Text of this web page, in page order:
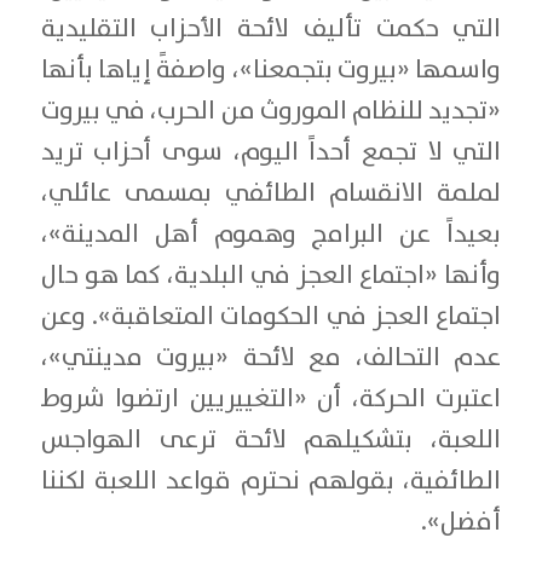
التي حكمت تأليف لائحة الأحزاب التقليدية
واسمها «بيروت بتجمعنا»، واصفةً إياها بأنها
«تجديد للنظام الموروث من الحرب، في بيروت
التي لا تجمع أحداً اليوم، سوى أحزاب تريد
لملمة الانقسام الطائفي بمسمى عائلي،
بعيداً عن البرامج وهموم أهل المدينة»،
وأنها «اجتماع العجز في البلدية، كما هو حال
اجتماع العجز في الحكومات المتعاقبة». وعن
عدم التحالف، مع لائحة «بيروت مدينتي»،
اعتبرت الحركة، أن «التغييريين ارتضوا شروط
اللعبة، بتشكيلهم لائحة ترعى الهواجس
الطائفية، بقولهم نحترم قواعد اللعبة لكننا
أفضل».